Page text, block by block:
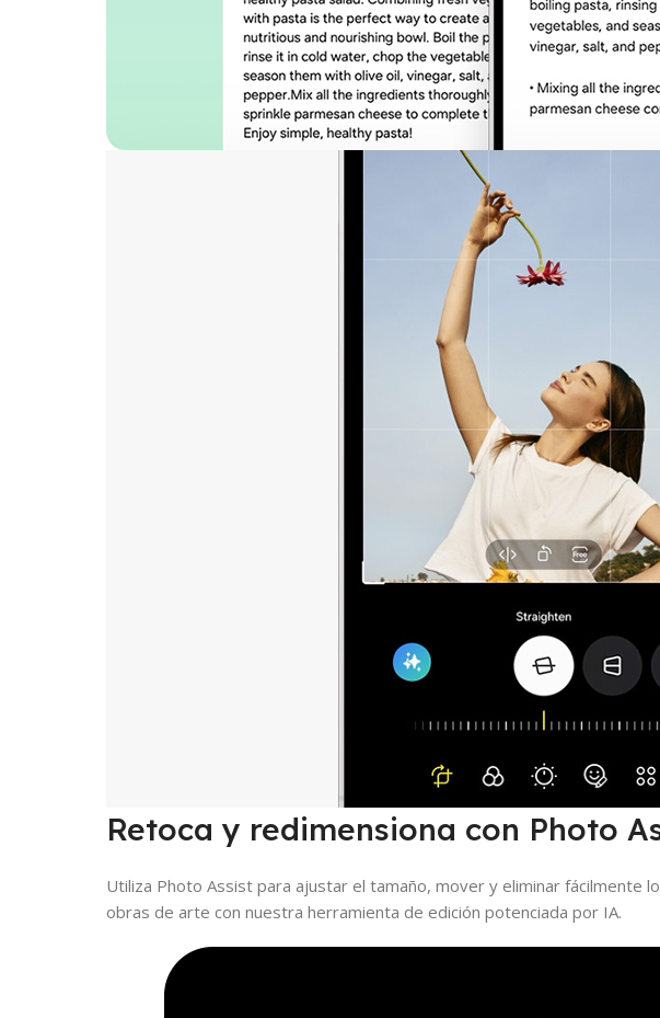
Retoca y redimensiona con Photo
Utiliza Photo Assist para ajustar el tamaño, mover y eliminar
obras de arte con nuestra herramienta de edición potenciada por IA.